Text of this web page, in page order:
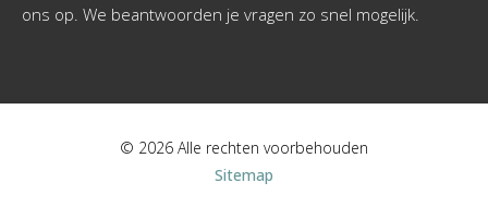
ons op. We beantwoorden je vragen zo snel mogelijk.
© 2026 Alle rechten voorbehouden
Sitemap